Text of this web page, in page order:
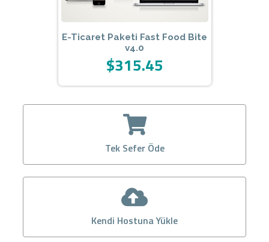
E-Ticaret Paketi Fast Food Bite
v4.0
$315.45
Tek Sefer Öde
Kendi Hostuna Yükle